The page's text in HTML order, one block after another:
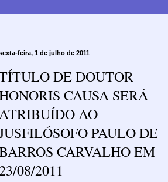
feira, 1 de julho de 2011
DE DOUTOR
CAUSA SERÁ
AO
PAULO DE
CARVALHO EM
08/2011